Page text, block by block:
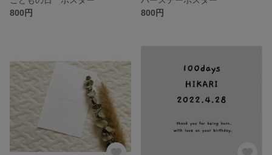
800円
800円